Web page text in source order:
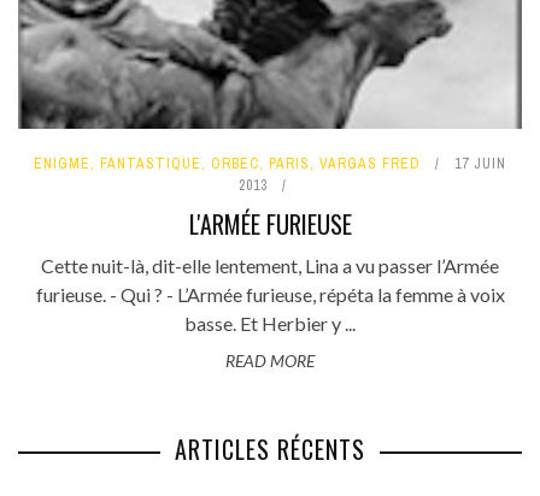
ENIGME, FANTASTIQUE, ORBEC, PARIS, VARGAS FRED
17 JUIN
2013
L'ARMÉE FURIEUSE
Cette nuit-là, dit-elle lentement, Lina a vu passer l’Armée
furieuse. - Qui ? - L’Armée furieuse, répéta la femme à voix
basse. Et Herbier y ...
READ MORE
ARTICLES RÉCENTS